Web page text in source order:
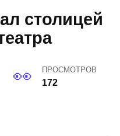
столицей
ПРОСМОТРОВ
172